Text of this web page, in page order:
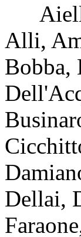
Alli,
Bobba,
Dellai,